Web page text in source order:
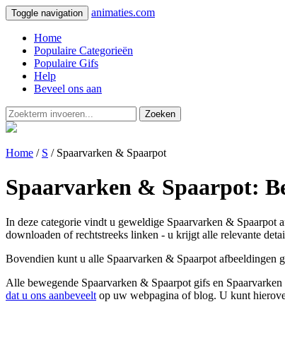
Toggle navigation animaties.com
Home
Populaire Categorieën
Populaire Gifs
Help
Beveel ons aan
Zoeken
Home / S / Spaarvarken & Spaarpot
Spaarvarken & Spaarpot:
In deze categorie vindt u geweldige Spaarvarken & Spaarpot
downloaden of rechtstreeks linken - u krijgt alle relevante
Bovendien kunt u alle Spaarvarken & Spaarpot afbeeldingen
Alle bewegende Spaarvarken & Spaarpot gifs en
dat u ons aanbeveelt op uw webpagina of blog. U kunt